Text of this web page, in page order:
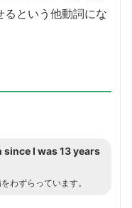
という他動詞にな
since I was 13 years
わずらっています。